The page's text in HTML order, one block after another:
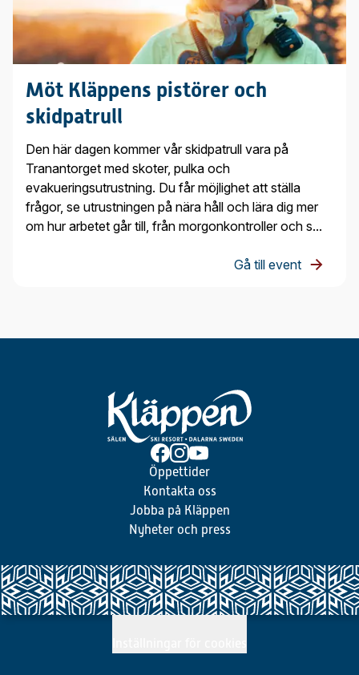
Möt Kläppens pistörer och
skidpatrull
Den här dagen kommer vår skidpatrull vara på
Tranantorget med skoter, pulka och
evakueringsutrustning. Du får möjlighet att ställa
frågor, se utrustningen på nära håll och lära dig mer
om hur arbetet går till, från morgonkontroller och s...
Gå till event
Öppettider
Kontakta oss
Jobba på Kläppen
Nyheter och press